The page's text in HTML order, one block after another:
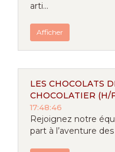
arti...
Afficher
LES CHOCOLATS
CHOCOLATIER (H/
17:48:46
Rejoignez notre
part à l’aventure